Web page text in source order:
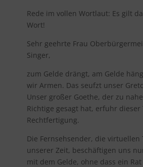
Rede im vollen Wortlaut: Es gilt
Wort!
Sehr geehrte Frau
Singer,
zum Gelde drängt, am Gelde
wir Armen. Das seufzt unser
Unser großer Goethe, der zu
Richtige gesagt hat, erfuhr dieser
Rechtfertigung.
Die Fernsehsender, die virtuellen
unserer Zeit, beschäftigen uns
mit dem Gelde, ohne dass ein